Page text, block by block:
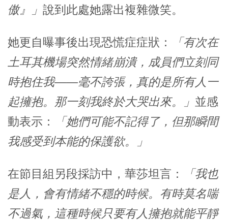
傲』」 說到此處她露出複雜微笑。
她更自曝事後出現恐慌症症狀：
「有次在
土耳其機場突然情緒崩潰，成員們立刻同
時抱住我——毫不誇張，真的是所有人一
起擁抱。那一刻我終於大哭出來。」 並感
動表示：
「她們可能不記得了，但那瞬間
我感受到本能的保護欲。」
在節目組另段採訪中，華莎坦言：
「我也
是人，會有情緒不穩的時候。有時莫名喘
不過氣，這種時候只要有人擁抱就能平靜